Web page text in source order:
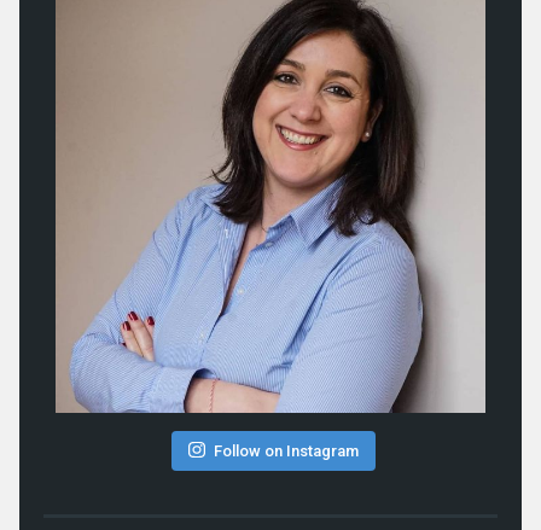
Follow on Instagram